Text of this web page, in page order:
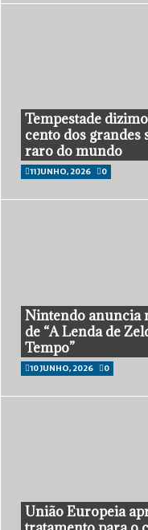
Tempestade
cento dos grandes
raro do mundo
11 JUNHO, 2026 0
Nintendo anuncia
de “A Lenda de
Tempo”
10 JUNHO, 2026 0
União Europeia